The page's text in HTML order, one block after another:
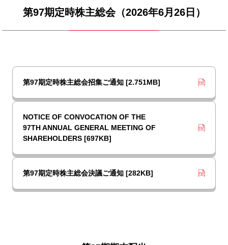
第97期定時株主総会（2026年6月26日）
第97期定時株主総会招集ご通知 [2.751MB]
NOTICE OF CONVOCATION OF THE
97TH ANNUAL GENERAL MEETING OF
SHAREHOLDERS [697KB]
第97期定時株主総会決議ご通知 [282KB]